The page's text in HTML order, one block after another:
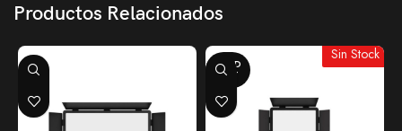
Productos Relacionados
SOLD
OUT
Sin Stock